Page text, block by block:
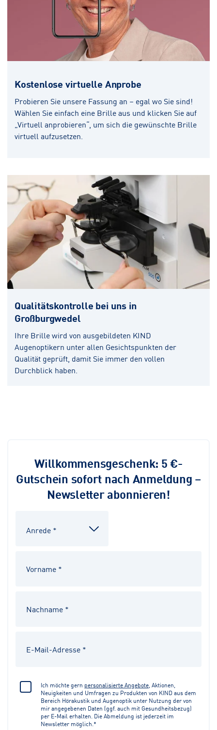
Kostenlose virtuelle Anprobe
Probieren Sie unsere Fassung an – egal wo Sie sind!
Wählen Sie einfach eine Brille aus und klicken Sie auf
„Virtuell anprobieren“, um sich die gewünschte Brille
virtuell aufzusetzen.
Qualitätskontrolle bei uns in
Großburgwedel
Ihre Brille wird von ausgebildeten KIND
Augenoptikern unter allen Gesichtspunkten der
Qualität geprüft, damit Sie immer den vollen
Durchblick haben.
Willkommensgeschenk: 5 €-
Gutschein sofort nach Anmeldung –
Newsletter abonnieren!
Ich möchte gern personalisierte Angebote , Aktionen,
Neuigkeiten und Umfragen zu Produkten von KIND aus dem
Bereich Hörakustik und Augenoptik unter Nutzung der von
mir angegebenen Daten (ggf. auch mit Gesundheitsbezug)
per E-Mail erhalten. Die Abmeldung ist jederzeit im
Newsletter möglich.*